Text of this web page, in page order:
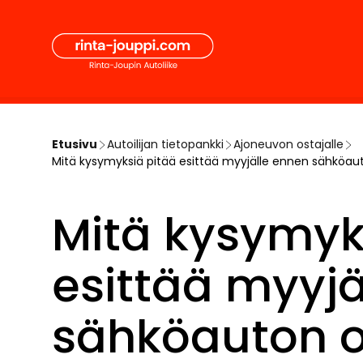
sisältöön
Etusivu Autoilijan tietopankki
Ajoneuvon ostajalle
Mitä kysymyksiä pitää esittää myyjälle ennen
Mitä
esittää
sähköauton